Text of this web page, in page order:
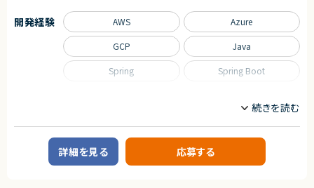
契約形態
業務委託(準委任契約)
・フルリモートで働くことができます！
・まだ少人数の成長フェーズにて、コアメンバーとして携わることができま
・自社SaaSプロダクトのリードに携わることができます！
契約元
株式会社LASSIC
エージェントから
◎SREとバックエンドの両軸でプロダクト全体に関与できるポジションです！
◎大規模サービスの信頼性向上やインフラ設計に深く関われます！
■必須スキル
・Webサービス開発/運用の実務経験（5年以上）
・JavaもしくはKotlin（Spring Boot）を用いたチーム開発経験
・信頼性向上のためのアプリケーション、DB等の改善
・パブリッククラウドの設計、運用経験
・パブリッククラウドにおけるセキュリティオペレーションやインフラ構築、運
・コンテナ技術の利用、運用経験
・CI/CDの設計、改善、運用経験
・技術選定などのテックリードの経験
業務内容
大手小売業界向けのデジタルサービス開発を推進するプロジェクトです。
開発経験 AWS Azure
GCP Java
Spring Spring Boot
詳細を見る 応募する